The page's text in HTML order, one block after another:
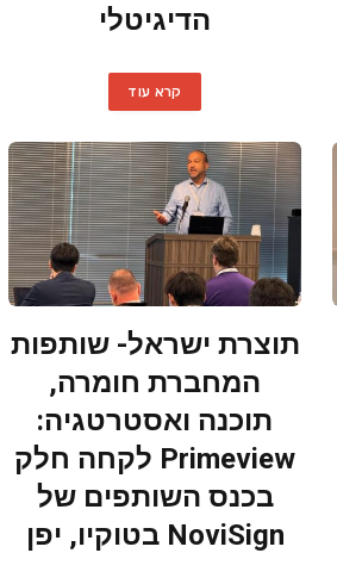
הדיגיטלי
קרא עוד
תוצרת ישראל- שותפות
המחברת חומרה,
תוכנה ואסטרטגיה:
Primeview לקחה חלק
בכנס השותפים של
NoviSign בטוקיו, יפן